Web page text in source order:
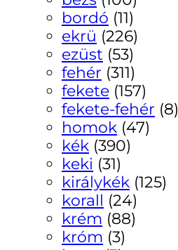
bordó (11)
ekrü (226)
ezüst (53)
fehér (311)
fekete (157)
fekete-fehér (8)
homok (47)
kék (390)
keki (31)
királykék (125)
korall (24)
krém (88)
króm (3)